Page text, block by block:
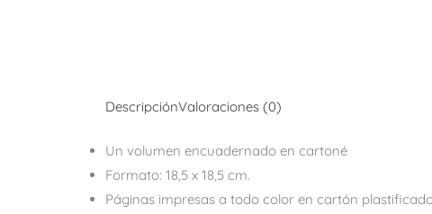
DescripciónValoraciones (0)
Un volumen encuadernado en cartoné
Formato: 18,5 x 18,5 cm.
Páginas impresas a todo color en cartón